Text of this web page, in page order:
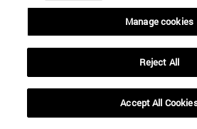
Manage cookies
Reject All
Accept All